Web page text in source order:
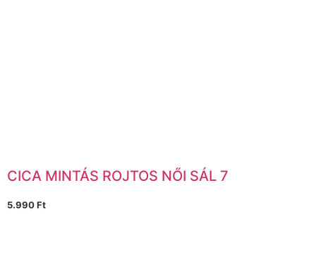
CICA MINTÁS ROJTOS NŐI SÁL 7
5.990Ft